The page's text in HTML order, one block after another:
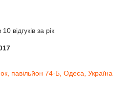
відгуків за рік
павільйон 74-Б, Одеса, Україна